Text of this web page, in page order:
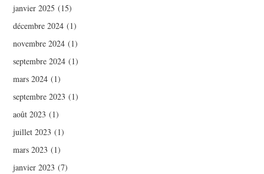
janvier 2025 (15)
décembre 2024 (1)
novembre 2024 (1)
septembre 2024 (1)
mars 2024 (1)
septembre 2023 (1)
août 2023 (1)
juillet 2023 (1)
mars 2023 (1)
janvier 2023 (7)